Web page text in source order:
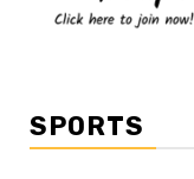
SPORTS